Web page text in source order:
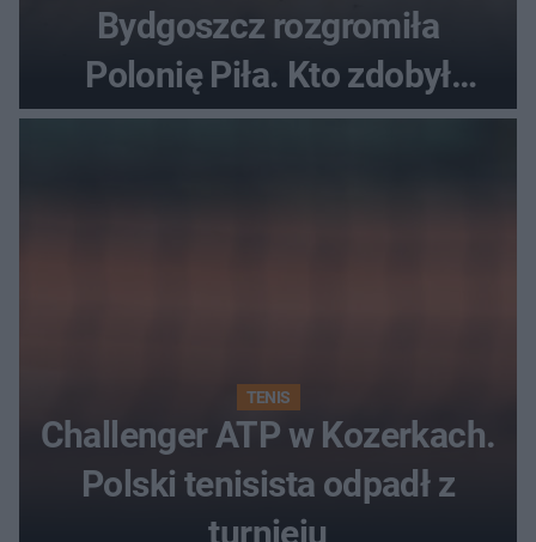
Bydgoszcz rozgromiła
Polonię Piła. Kto zdobył
najwięcej punktów?
TENIS
Challenger ATP w Kozerkach.
Polski tenisista odpadł z
turnieju